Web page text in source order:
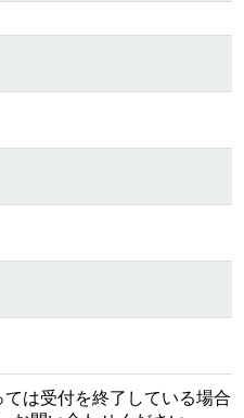
は受付を終了している場合